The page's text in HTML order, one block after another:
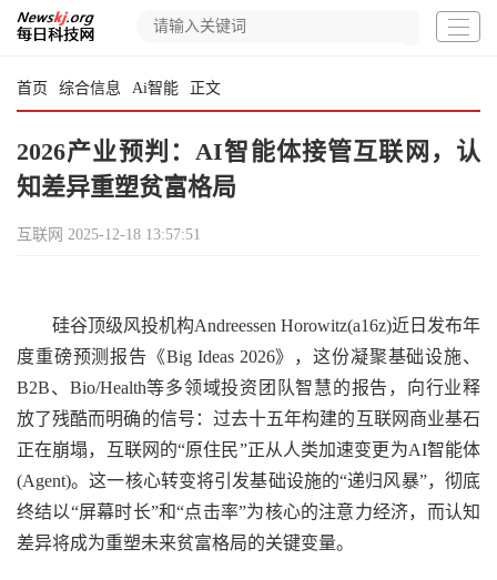
首页 综合信息 Ai智能 正文
2026产业预判：AI智能体接管互联网，认
知差异重塑贫富格局
互联网 2025-12-18 13:57:51
硅谷顶级风投机构Andreessen Horowitz(a16z)近日发布年
度重磅预测报告《Big Ideas 2026》，这份凝聚基础设施、
B2B、Bio/Health等多领域投资团队智慧的报告，向行业释
放了残酷而明确的信号：过去十五年构建的互联网商业基石
正在崩塌，互联网的“原住民”正从人类加速变更为AI智能体
(Agent)。这一核心转变将引发基础设施的“递归风暴”，彻底
终结以“屏幕时长”和“点击率”为核心的注意力经济，而认知
差异将成为重塑未来贫富格局的关键变量。